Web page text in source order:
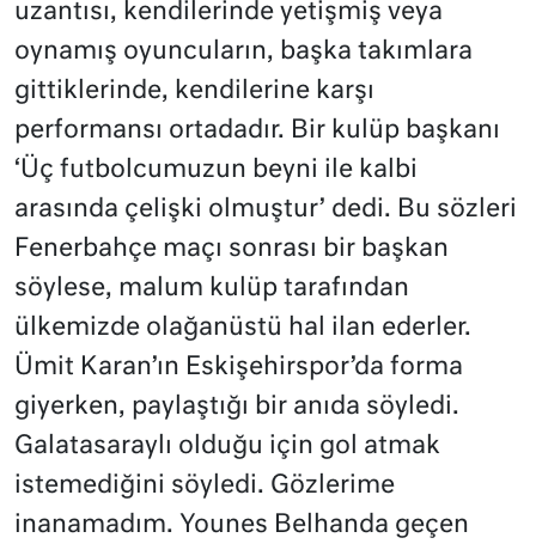
uzantısı, kendilerinde yetişmiş veya
oynamış oyuncuların, başka takımlara
gittiklerinde, kendilerine karşı
performansı ortadadır. Bir kulüp başkanı
‘Üç futbolcumuzun beyni ile kalbi
arasında çelişki olmuştur’ dedi. Bu sözleri
Fenerbahçe maçı sonrası bir başkan
söylese, malum kulüp tarafından
ülkemizde olağanüstü hal ilan ederler.
Ümit Karan’ın Eskişehirspor’da forma
giyerken, paylaştığı bir anıda söyledi.
Galatasaraylı olduğu için gol atmak
istemediğini söyledi. Gözlerime
inanamadım. Younes Belhanda geçen